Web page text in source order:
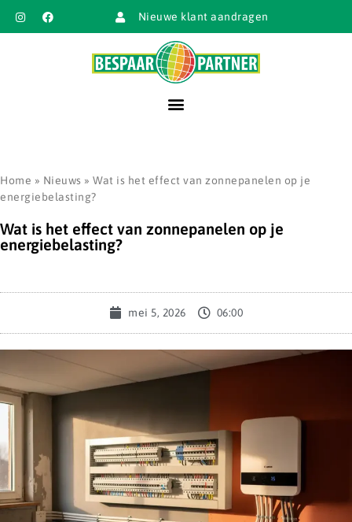
Nieuwe klant aandragen
Home » Nieuws » Wat is het effect van zonnepanelen op je
energiebelasting?
Wat is het effect van zonnepanelen op je
energiebelasting?
mei 5, 2026 06:00